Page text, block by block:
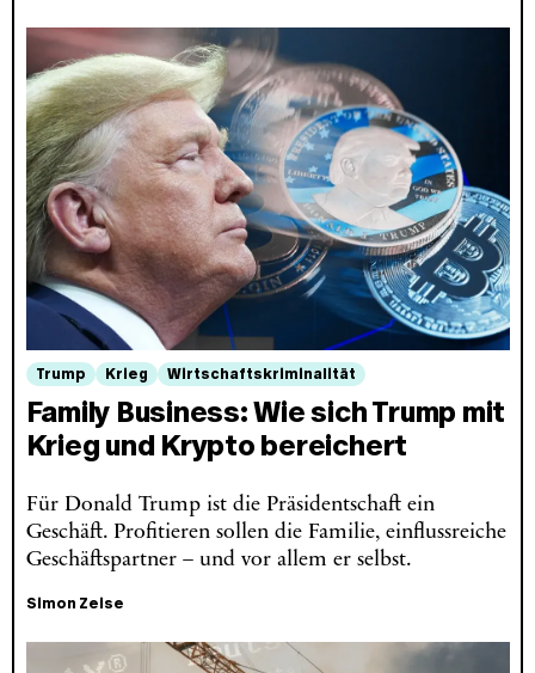
Trump Krieg Wirtschaftskriminalität
Family Business: Wie sich Trump mit
Krieg und Krypto bereichert
Für Donald Trump ist die Präsidentschaft ein
Geschäft. Profitieren sollen die Familie, einflussreiche
Geschäftspartner – und vor allem er selbst.
Simon Zeise